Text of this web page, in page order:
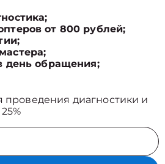
от 800 рублей;
день обращения;
проведения диагностики и